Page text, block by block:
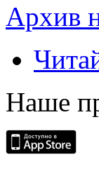
Архив
Наше